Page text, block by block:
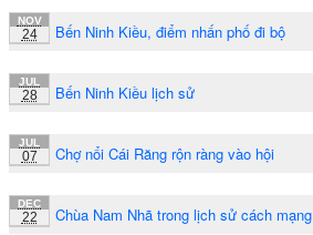
NOV
24 Bến Ninh Kiều, điểm nhấn phố đi bộ
JUL
28 Bến Ninh Kiều lịch sử
JUL
07 Chợ nổi Cái Răng rộn ràng vào hội
DEC
22 Chùa Nam Nhã trong lịch sử cách mạng